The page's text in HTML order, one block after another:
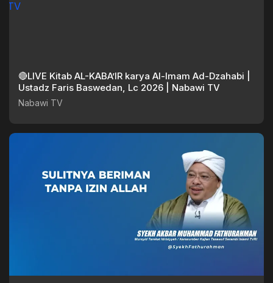
🔴LIVE Kitab AL-KABA’IR karya Al-Imam Ad-Dzahabi |
Ustadz Faris Baswedan, Lc 2026 | Nabawi TV
Nabawi TV